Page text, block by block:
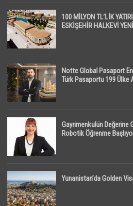
100 MİLYON TL’LİK
ESKİŞEHİR HALKEVİ
Notte Global Pasaport
Türk Pasaportu 199 Ülke
Gayrimenkulün Değerine
Robotik Öğrenme
Yunanistan’da Golden